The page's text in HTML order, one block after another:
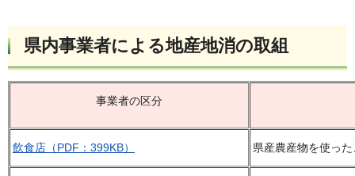
県内事業者による地産地消の取組
事業者の区分
飲食店（PDF：399KB） 県産農産物を使っ